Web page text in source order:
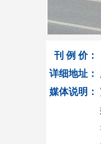
刊 例 价：
详细地址：
媒体说明：